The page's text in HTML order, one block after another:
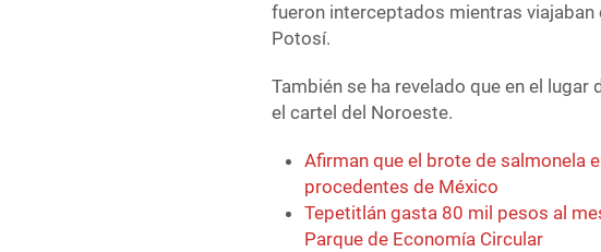
fueron interceptados mientras viajaban
Potosí.
También se ha revelado que en el
el cartel del Noroeste.
Afirman que el brote de salmonela
procedentes de México
Tepetitlán gasta 80 mil pesos al
Parque de Economía Circular